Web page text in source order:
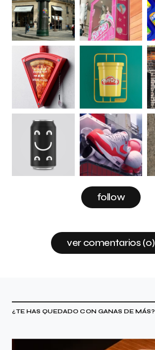
follow
ver comentarios (0)
¿TE HAS QUEDADO CON GANAS DE MÁS?